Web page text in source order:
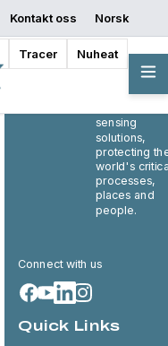
Tracer Nuheat
Kontakt oss Norsk
Chemelex is
global leader
in electric
sensing
solutions,
protecting
world's
processes,
places and
people.
Connect with us
Quick Links